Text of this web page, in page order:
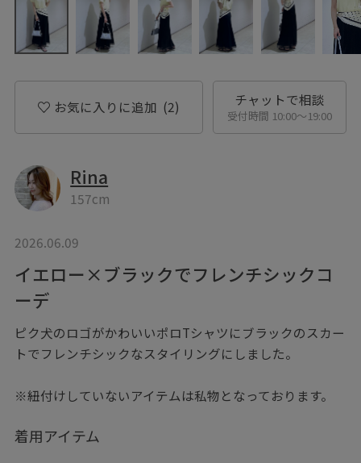
お気に入りに追加 (2) チャットで相談
受付時間 10:00〜19:00
Rina
157cm
2026.06.09
イエロー×ブラックでフレンチシックコ
ーデ
ピク犬のロゴがかわいいポロTシャツにブラックのスカー
トでフレンチシックなスタイリングにしました。
※紐付けしていないアイテムは私物となっております。
着用アイテム